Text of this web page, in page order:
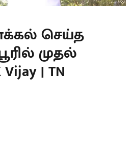
செய்த
முதல்
| TN